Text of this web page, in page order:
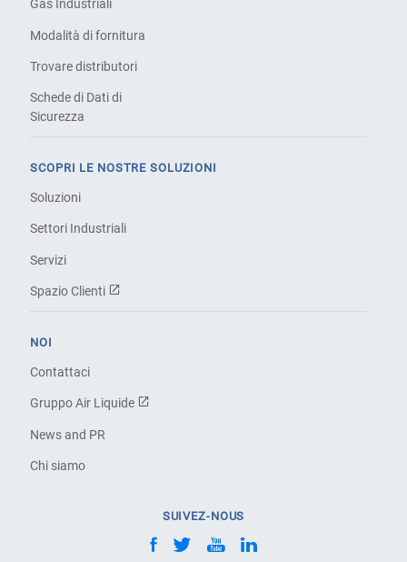
Gas Industriali
Modalità di fornitura
Trovare distributori
Schede di Dati di
Sicurezza
SCOPRI LE NOSTRE SOLUZIONI
Soluzioni
Settori Industriali
Servizi
Spazio Clienti
NOI
Contattaci
Gruppo Air Liquide
News and PR
Chi siamo
SUIVEZ-NOUS